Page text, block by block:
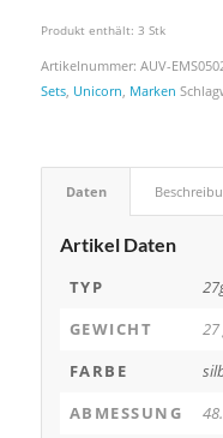
Produkt enthält: 3 Stk
Artikelnummer: AUV-
Sets, Unicorn Marken
Daten
Artikel Daten
TYP
GEWICHT
27
FARBE
ABMESSUNG